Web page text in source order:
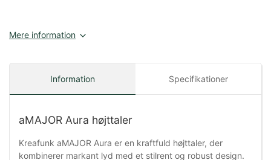
Mere information
Information Specifikationer
aMAJOR Aura højttaler
Kreafunk aMAJOR Aura er en kraftfuld højttaler, der
kombinerer markant lyd med et stilrent og robust design.